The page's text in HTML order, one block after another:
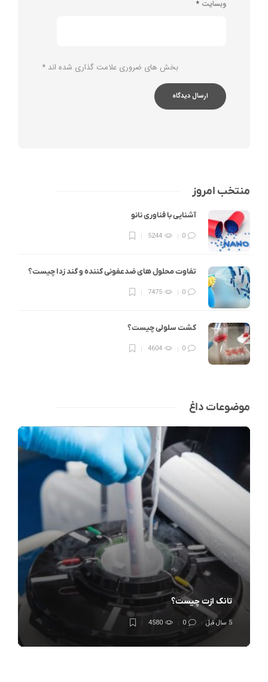
وبسایت *
بخش های ضروری علامت گذاری شده اند *
منتخب امروز
آشنایی با فناوری نانو
0
5244
تفاوت محلول های ضدعفونی کننده و گند زدا چیست؟
0
7475
کشت سلولی چیست؟
0
4604
موضوعات داغ
تانک ازت چیست؟
5 سال قبل 0
4580